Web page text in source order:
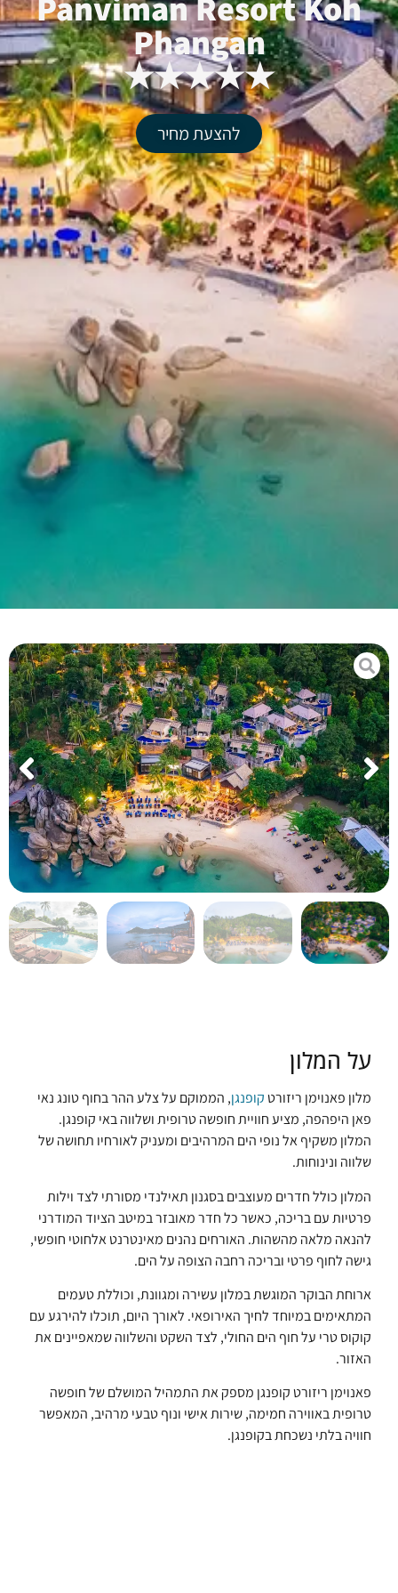
Phangan
★★★★★
להצעת מחיר
על המלון
מלון פאנוימן ריזורטקופנגן, הממוקם על צלע ההר בחוף טונג נאי
פאן היפהפה, מציע חוויית חופשה טרופית ושלווה באי קופנגן.
המלון משקיף אל נופי הים המרהיבים ומעניק לאורחיו תחושה של
שלווה ונינוחות.
המלון כולל חדרים מעוצבים בסגנון תאילנדי מסורתי לצד וילות
פרטיות עם בריכה, כאשר כל חדר מאובזר במיטב הציוד המודרני
להנאה מלאה מהשהות. האורחים נהנים מאינטרנט אלחוטי חופשי,
גישה לחוף פרטי ובריכה רחבה הצופה על הים.
ארוחת הבוקר המוגשת במלון עשירה ומגוונת, וכוללת טעמים
המתאימים במיוחד לחיך האירופאי. לאורך היום, תוכלו להירגע עם
קוקוס טרי על חוף הים החולי, לצד השקט והשלווה שמאפיינים את
האזור.
פאנוימן ריזורט קופנגן מספק את התמהיל המושלם של חופשה
טרופית באווירה חמימה, שירות אישי ונוף טבעי מרהיב, המאפשר
חוויה בלתי נשכחת בקופנגן.